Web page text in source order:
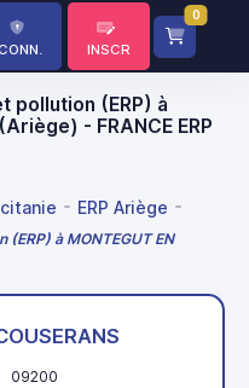
INSCR
0
pollution (ERP) à
- FRANCE ERP
ERP Ariège
à MONTEGUT EN
09200